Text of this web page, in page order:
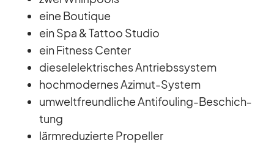
eine Bou­tique
ein Spa & Tat­too Stu­dio
ein Fit­ness Cen­ter
die­sel­elek­tri­sches An­triebs­sys­tem
hoch­mo­der­nes Azi­mut-Sys­tem
um­welt­freund­li­che An­ti­fouling-Be­schich­
tung
lärm­re­du­zierte Pro­pel­ler